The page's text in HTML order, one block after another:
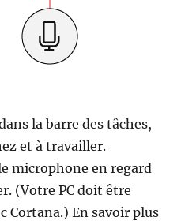
la barre des tâches,
et à travailler.
microphone en regard
(Votre PC doit être
Cortana.) En savoir plus